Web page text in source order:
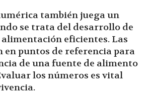
también juega un
se trata del desarrollo de
eficientes. Las
en puntos de referencia para
de una fuente de alimento
los números es vital